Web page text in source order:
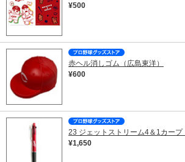
¥500
赤ヘル消しゴム（広島東洋）
¥600
23 ジェットストリーム4＆1カープ
¥1,650